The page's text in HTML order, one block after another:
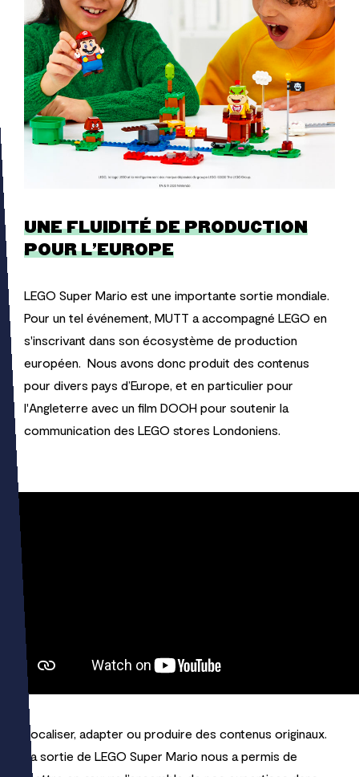
UNE FLUIDITÉ DE PRODUCTION
POUR L'EUROPE
LEGO Super Mario est une importante sortie mondiale.
Pour un tel événement, MUTT a accompagné LEGO en
s'inscrivant dans son écosystème de production
européen. Nous avons donc produit des contenus
pour divers pays d’Europe, et en particulier pour
l'Angleterre avec un film DOOH pour soutenir la
communication des LEGO stores Londoniens.
Localiser, adapter ou produire des contenus originaux.
La sortie de LEGO Super Mario nous a permis de